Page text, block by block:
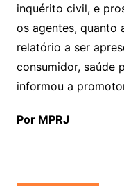
inquérito civil, e
os agentes, quanto
relatório a ser
consumidor, saúde
informou a
Por MPRJ